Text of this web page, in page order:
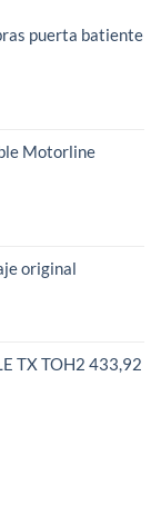
puerta batiente
Motorline
original
TX TOH2 433,92